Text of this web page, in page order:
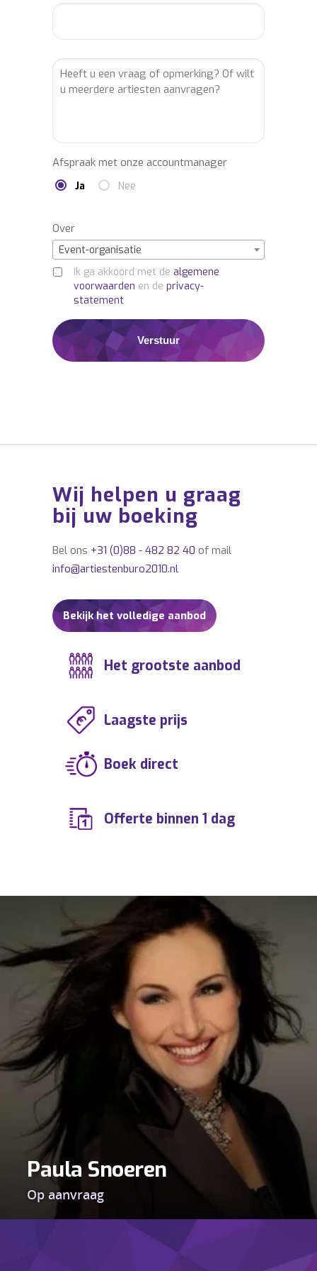
Afspraak met onze accountmanager
Ja Nee
Over
Event-organisatie
Ik ga akkoord met de algemene
voorwaarden en de privacy-
statement
Wij helpen u graag
bij uw boeking
Bel ons +31 (0)88 - 482 82 40 of mail
info@artiestenburo2010.nl
Bekijk het volledige aanbod
Het grootste aanbod
Laagste prijs
Boek direct
Offerte binnen 1 dag
Paula Snoeren
Op aanvraag